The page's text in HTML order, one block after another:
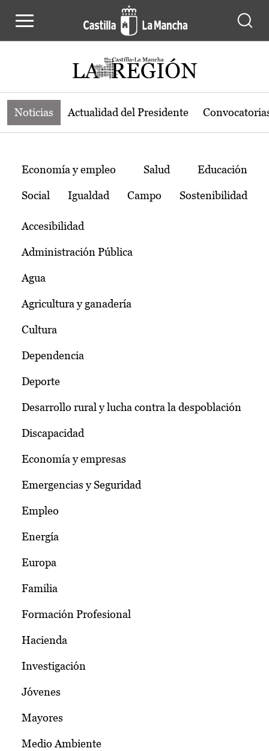
Noticias de la región de Castilla-La
Noticias Actualidad del Presidente
Temas
Economía y empleo Salud Educación
Social Igualdad Campo Sostenibilidad
Accesibilidad
Administración Pública
Agua
Agricultura y ganadería
Cultura
Dependencia
Deporte
Desarrollo rural y lucha contra la despoblación
Discapacidad
Economía y empresas
Emergencias y Seguridad
Empleo
Energía
Europa
Familia
Formación Profesional
Hacienda
Investigación
Jóvenes
Mayores
Medio Ambiente